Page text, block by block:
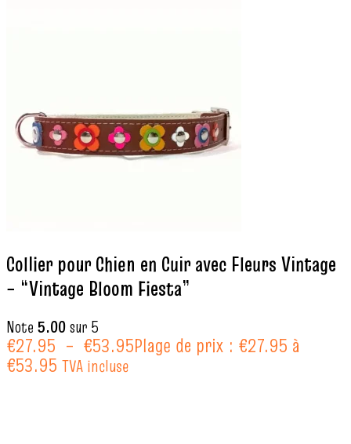
Collier pour Chien en Cuir avec Fleurs Vintage
– “Vintage Bloom Fiesta”
Note 5.00sur 5
€27.95 – €53.95Plage de prix : €27.95 à
€53.95 TVA incluse